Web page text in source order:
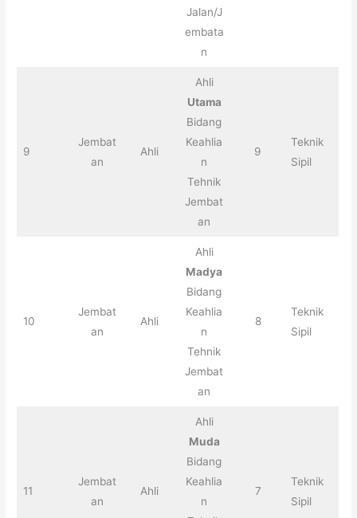
Jalan/J
embata
n
9
Jembat
an
Ahli
Ahli
Utama
Bidang
Keahlia
n
Tehnik
Jembat
an
9
Teknik
Sipil
10
Jembat
an
Ahli
Ahli
Madya
Bidang
Keahlia
n
Tehnik
Jembat
an
8
Teknik
Sipil
11
Jembat
an
Ahli
Ahli
Muda
Bidang
Keahlia
n
7
Teknik
Sipil